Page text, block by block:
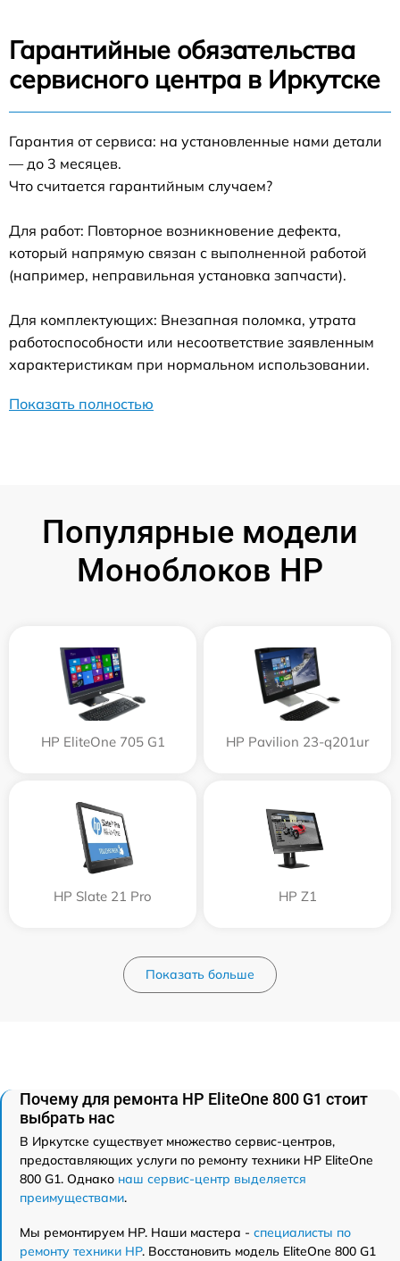
Гарантийные обязательства
сервисного центра в Иркутске
Гарантия от сервиса: на установленные нами детали
— до 3 месяцев.
Что считается гарантийным случаем?
Для работ: Повторное возникновение дефекта,
который напрямую связан с выполненной работой
(например, неправильная установка запчасти).
Для комплектующих: Внезапная поломка, утрата
работоспособности или несоответствие заявленным
характеристикам при нормальном использовании.
Показать полностью
Популярные модели
Моноблоков HP
HP EliteOne 705 G1 HP Pavilion 23-q201ur
HP Slate 21 Pro HP Z1
Показать больше
Почему для ремонта HP EliteOne 800 G1 стоит
выбрать нас
В Иркутске существует множество сервис-центров,
предоставляющих услуги по ремонту техники HP EliteOne
800 G1. Однако наш сервис-центр выделяется
преимуществами.
Мы ремонтируем HP. Наши мастера - специалисты по
ремонту техники HP. Восстановить модель EliteOne 800 G1